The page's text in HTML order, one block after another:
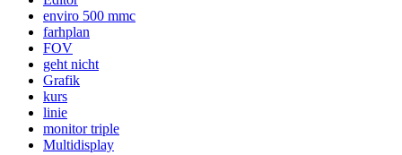
enviro 500 mmc
farhplan
FOV
geht nicht
Grafik
kurs
linie
monitor triple
Multidisplay